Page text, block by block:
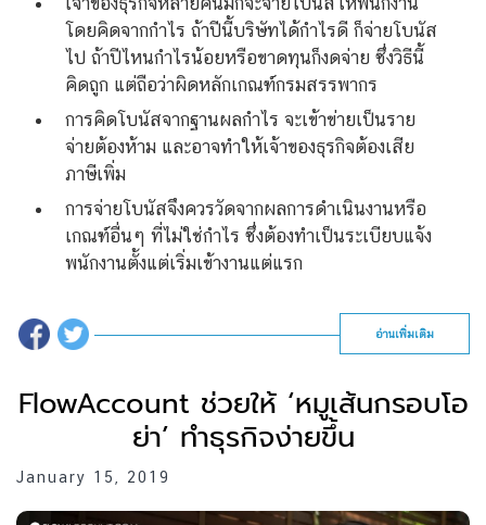
โดยคิดจากกำไร ถ้าปีนี้บริษัทได้กำไรดี ก็จ่ายโบนัส
ไป ถ้าปีไหนกำไรน้อยหรือขาดทุนก็งดจ่าย ซึ่งวิธีนี้
คิดถูก แต่ถือว่าผิดหลักเกณฑ์กรมสรรพากร
การคิดโบนัสจากฐานผลกำไร จะเข้าข่ายเป็นราย
จ่ายต้องห้าม และอาจทำให้เจ้าของธุรกิจต้องเสีย
ภาษีเพิ่ม
การจ่ายโบนัสจึงควรวัดจากผลการดำเนินงานหรือ
เกณฑ์อื่นๆ ที่ไม่ใช่กำไร ซึ่งต้องทำเป็นระเบียบแจ้ง
พนักงานตั้งแต่เริ่มเข้างานแต่แรก
อ่านเพิ่มเติม
FlowAccount ช่วยให้ ‘หมูเส้นกรอบโอ
ย่า’ ทำธุรกิจง่ายขึ้น
January 15, 2019